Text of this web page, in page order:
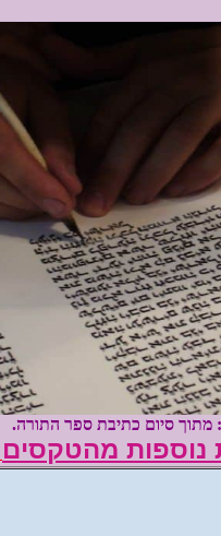
מתוך סיום כתיבת ספר התורה.
נוספות מהטקסים